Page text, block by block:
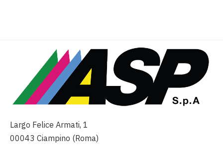
Largo Felice Armati, 1
00043 Ciampino (Roma)